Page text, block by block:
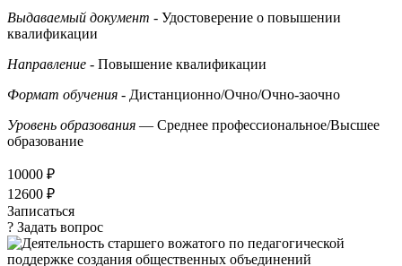
Выдаваемый документ - Удостоверение о повышении
квалификации
Направление - Повышение квалификации
Формат обучения - Дистанционно/Очно/Очно-заочно
Уровень образования — Среднее профессиональное/Высшее
образование
10000 ₽
12600 ₽
Записаться
? Задать вопрос